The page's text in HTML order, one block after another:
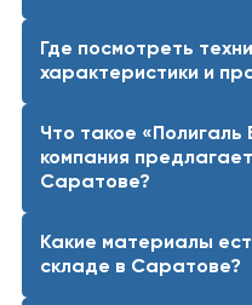
Где посмотреть
характеристики и
Что такое «Полигаль
компания
Саратове?
Какие материалы
складе в Саратове?